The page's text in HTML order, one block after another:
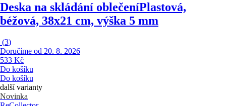
Deska na skládání oblečeníPlastová,
béžová, 38x21 cm, výška 5 mm
(3)
Doručíme od 20. 8. 2026
533 Kč
Do košíku
Do košíku
další varianty
Novinka